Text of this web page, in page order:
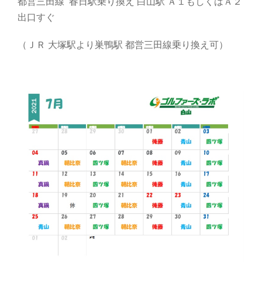
出口すぐ
（ＪＲ 大塚駅より巣鴨駅 都営三田線乗り換え可）